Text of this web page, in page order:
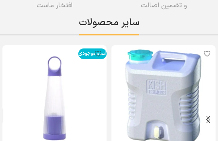
و تضمین اصالت افتخار ماست
سایر محصولات
اتمام موجودی